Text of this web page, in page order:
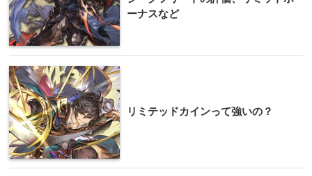
ーナスなど
リミテッドカインって強いの？